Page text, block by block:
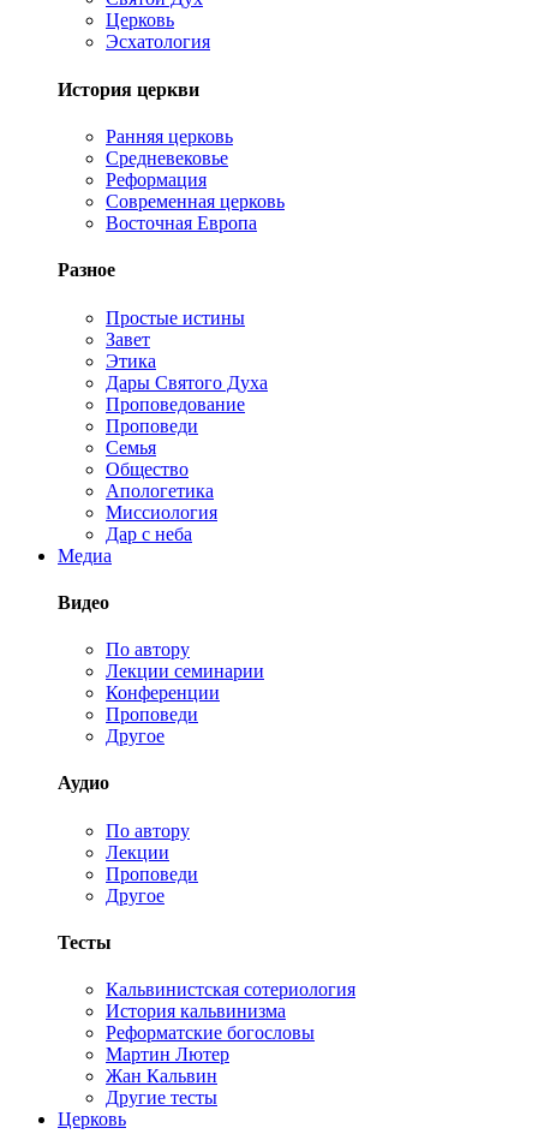
Церковь
Эсхатология
История церкви
Ранняя церковь
Средневековье
Реформация
Современная церковь
Восточная Европа
Разное
Простые истины
Завет
Этика
Дары Святого Духа
Проповедование
Проповеди
Семья
Общество
Апологетика
Миссиология
Дар с неба
Медиа
Видео
По автору
Лекции семинарии
Конференции
Проповеди
Другое
Аудио
По автору
Лекции
Проповеди
Другое
Тесты
Кальвинистская сотериология
История кальвинизма
Реформатские богословы
Мартин Лютер
Жан Кальвин
Другие тесты
Церковь